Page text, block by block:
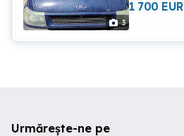
3
1 700 EUR
Urmărește-ne pe